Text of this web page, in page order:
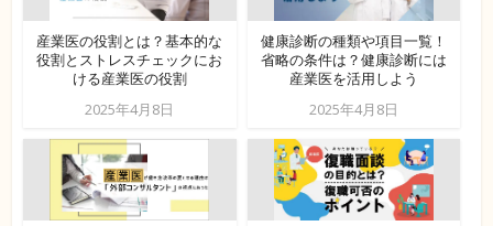
産業医の役割とは？基本的な
役割とストレスチェックにお
ける産業医の役割
2025年4月8日
健康診断の種類や項目一覧！
省略の条件は？健康診断には
産業医を活用しよう
2025年4月8日